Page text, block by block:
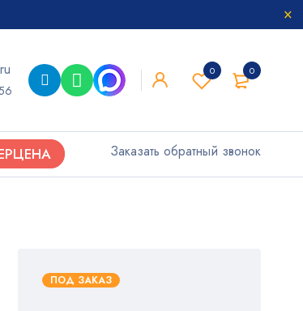
0
0
Заказать обратный звонок
ПОД ЗАКАЗ